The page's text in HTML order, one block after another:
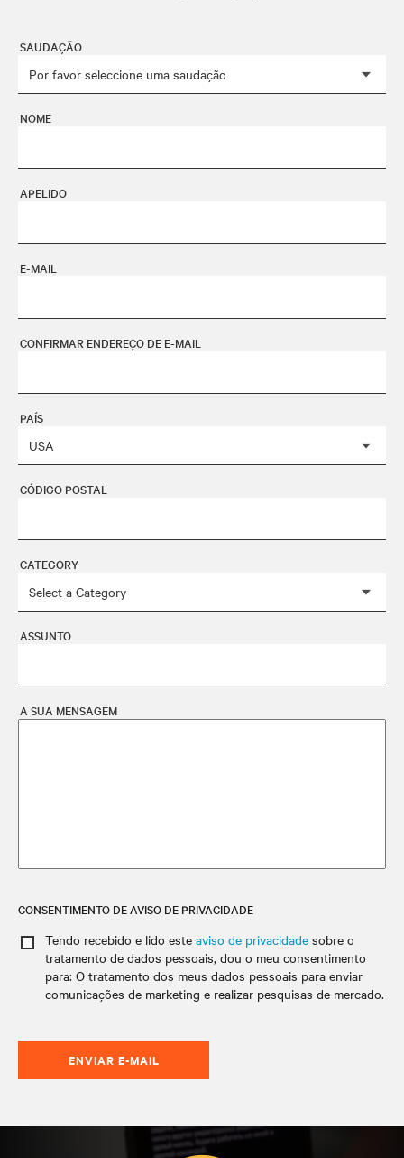
SAUDAÇÃO
NOME
APELIDO
E-MAIL
CONFIRMAR ENDEREÇO DE E-MAIL
PAÍS
CÓDIGO POSTAL
CATEGORY
ASSUNTO
A SUA MENSAGEM
CONSENTIMENTO DE AVISO DE PRIVACIDADE
Tendo recebido e lido este aviso de privacidade sobre o
tratamento de dados pessoais, dou o meu consentimento
para: O tratamento dos meus dados pessoais para enviar
comunicações de marketing e realizar pesquisas de mercado.
ENVIAR E-MAIL